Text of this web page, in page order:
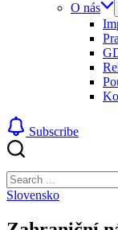
O nás
Subscribe
Search
Slovensko